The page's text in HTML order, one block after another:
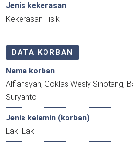
Jenis kekerasan
Kekerasan Fisik
DATA KORBAN
Nama korban
Alfiansyah, Goklas Wesly Sihotang,
Suryanto
Jenis kelamin (korban)
Laki-Laki